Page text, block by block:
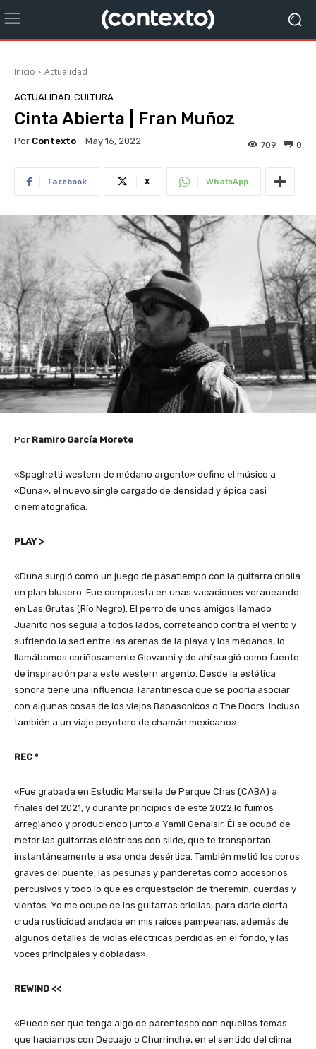
Inicio Actualidad
ACTUALIDAD CULTURA
Cinta Abierta | Fran Muñoz
Por Contexto May 16, 2022 0
709
Facebook X WhatsApp
Por Ramiro García Morete
«Spaghetti western de médano argento» define el músico a
«Duna», el nuevo single cargado de densidad y épica casi
cinematográfica.
PLAY >
«Duna surgió como un juego de pasatiempo con la guitarra criolla
en plan blusero. Fue compuesta en unas vacaciones veraneando
en Las Grutas (Río Negro). El perro de unos amigos llamado
Juanito nos seguía a todos lados, correteando contra el viento y
sufriendo la sed entre las arenas de la playa y los médanos, lo
llamábamos cariñosamente Giovanni y de ahí surgió como fuente
de inspiración para este western argento. Desde la estética
sonora tiene una influencia Tarantinesca que se podría asociar
con algunas cosas de los viejos Babasonicos o The Doors. Incluso
también a un viaje peyotero de chamán mexicano».
REC º
«Fue grabada en Estudio Marsella de Parque Chas (CABA) a
finales del 2021, y durante principios de este 2022 lo fuimos
arreglando y produciendo junto a Yamil Genaisir. Él se ocupó de
meter las guitarras eléctricas con slide, que te transportan
instantáneamente a esa onda desértica. También metió los coros
graves del puente, las pesuñas y panderetas como accesorios
percusivos y todo lo que es orquestación de theremín, cuerdas y
vientos. Yo me ocupe de las guitarras criollas, para darle cierta
cruda rusticidad anclada en mis raíces pampeanas, además de
algunos detalles de violas eléctricas perdidas en el fondo, y las
voces principales y dobladas».
REWIND <<
«Puede ser que tenga algo de parentesco con aquellos temas
que hacíamos con Decuajo o Churrinche, en el sentido del clima